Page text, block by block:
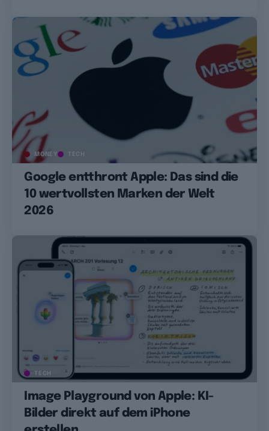
MONEY TECH
Google entthront Apple: Das sind die
10 wertvollsten Marken der Welt
2026
TECH
Image Playground von Apple: KI-
Bilder direkt auf dem iPhone